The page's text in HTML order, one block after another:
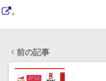
。
前の記事